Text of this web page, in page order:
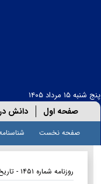
پنج شنبه ۱۵ مرداد ۱۴۰۵
صفحه اول دانش
صفحه نخست
روزنامه شماره ۱۴۵۱ - تاریخ : ۱۴۰۱/۶/۲۲